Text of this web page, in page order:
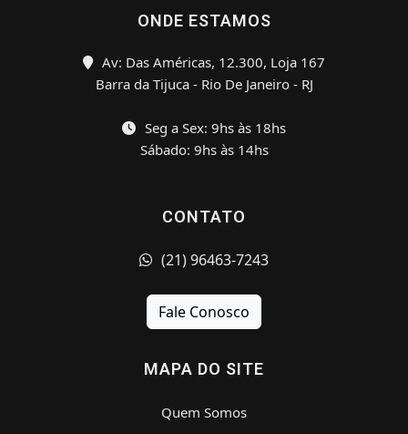
ONDE ESTAMOS
Av: Das Américas, 12.300, Loja 167
Barra da Tijuca - Rio De Janeiro - RJ
Seg a Sex: 9hs às 18hs
Sábado: 9hs às 14hs
CONTATO
(21) 96463-7243
Fale Conosco
MAPA DO SITE
Quem Somos